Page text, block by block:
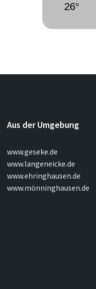
26°
Aus der Umgebung
www.geseke.de
www.langeneicke.de
www.ehringhausen.de
www.mönninghausen.de